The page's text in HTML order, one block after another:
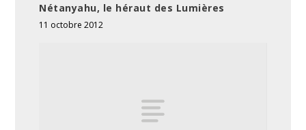
Nétanyahu, le héraut des Lumières
11 octobre 2012